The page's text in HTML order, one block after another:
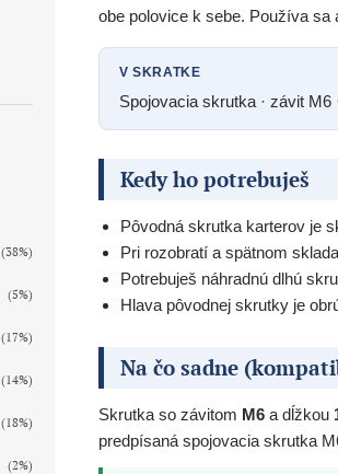
(38%)
(5%)
(17%)
(14%)
(18%)
(2%)
obe polovice k sebe. Používa sa
V SKRATKE
Spojovacia skrutka · závit
Kedy ho potrebuješ
Pôvodná skrutka karterov je
Pri rozobratí a spätnom
Potrebuješ náhradnú dlhú
Hlava pôvodnej skrutky je
Na čo sadne
Skrutka so závitom M6 a dĺžkou
predpísaná spojovacia skrutka